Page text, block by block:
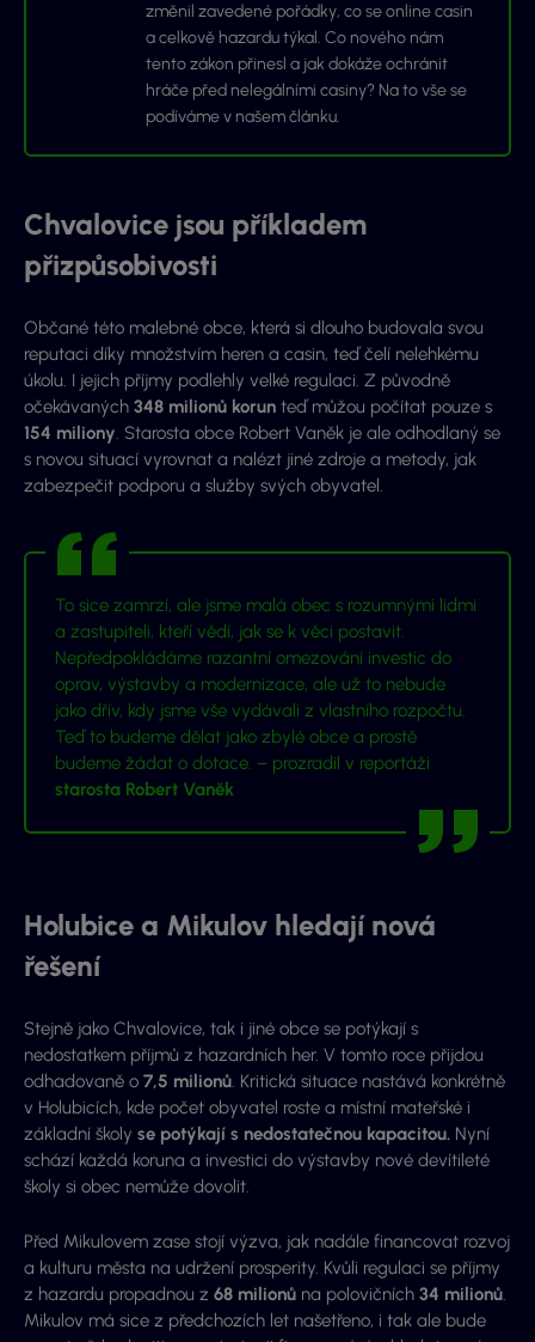
změnil zavedené pořádky, co se online casin
a celkově hazardu týkal. Co nového nám
tento zákon přinesl a jak dokáže ochránit
hráče před nelegálními casiny? Na to vše se
podíváme v našem článku.
Chvalovice jsou příkladem
přizpůsobivosti
Občané této malebné obce, která si dlouho budovala svou
reputaci díky množstvím heren a casin, teď čelí nelehkému
úkolu. I jejich příjmy podlehly velké regulaci. Z původně
očekávaných 348 milionů korun teď můžou počítat pouze s
154 miliony. Starosta obce Robert Vaněk je ale odhodlaný se
s novou situací vyrovnat a nalézt jiné zdroje a metody, jak
zabezpečit podporu a služby svých obyvatel.
To sice zamrzí, ale jsme malá obec s rozumnými lidmi
a zastupiteli, kteří vědí, jak se k věci postavit.
Nepředpokládáme razantní omezování investic do
oprav, výstavby a modernizace, ale už to nebude
jako dřív, kdy jsme vše vydávali z vlastního rozpočtu.
Teď to budeme dělat jako zbylé obce a prostě
budeme žádat o dotace. – prozradil v reportáži
starosta Robert Vaněk
Holubice a Mikulov hledají nová
řešení
Stejně jako Chvalovice, tak i jiné obce se potýkají s
nedostatkem příjmů z hazardních her. V tomto roce přijdou
odhadovaně o 7,5 milionů. Kritická situace nastává konkrétně
v Holubicích, kde počet obyvatel roste a místní mateřské i
základní školy se potýkají s nedostatečnou kapacitou. Nyní
schází každá koruna a investici do výstavby nové devítileté
školy si obec nemůže dovolit.
Před Mikulovem zase stojí výzva, jak nadále financovat rozvoj
a kulturu města na udržení prosperity. Kvůli regulaci se příjmy
z hazardu propadnou z 68 milionů na polovičních 34 milionů.
Mikulov má sice z předchozích let našetřeno, i tak ale bude